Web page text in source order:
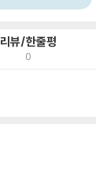
리뷰/한줄평
0